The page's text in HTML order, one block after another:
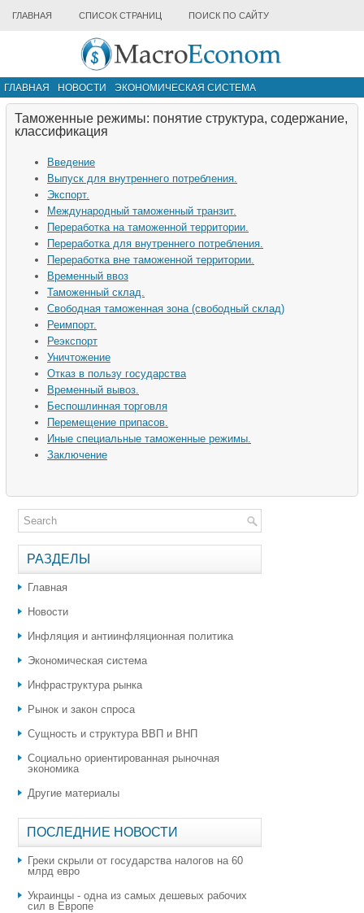
ГЛАВНАЯ СПИСОК СТРАНИЦ ПОИСК ПО САЙТУ
ГЛАВНАЯ НОВОСТИ
ЭКОНОМИЧЕСКАЯ СИСТЕМА
ИНФРАСТРУКТУРА РЫНКА
Таможенные режимы: понятие структура, содержание,
классификация
Введение
Выпуск для внутреннего потребления.
Экспорт.
Международный таможенный транзит.
Переработка на таможенной территории.
Переработка для внутреннего потребления.
Переработка вне таможенной территории.
Временный ввоз
Таможенный склад.
Свободная таможенная зона (свободный склад)
Реимпорт.
Реэкспорт
Уничтожение
Отказ в пользу государства
Временный вывоз.
Беспошлинная торговля
Перемещение припасов.
Иные специальные таможенные режимы.
Заключение
РАЗДЕЛЫ
Главная
Новости
Инфляция и антиинфляционная политика
Экономическая система
Инфраструктура рынка
Рынок и закон спроса
Сущность и структура ВВП и ВНП
Социально ориентированная рыночная
экономика
Другие материалы
ПОСЛЕДНИЕ НОВОСТИ
Греки скрыли от государства налогов на 60
млрд евро
Украинцы - одна из самых дешевых рабочих
сил в Европе